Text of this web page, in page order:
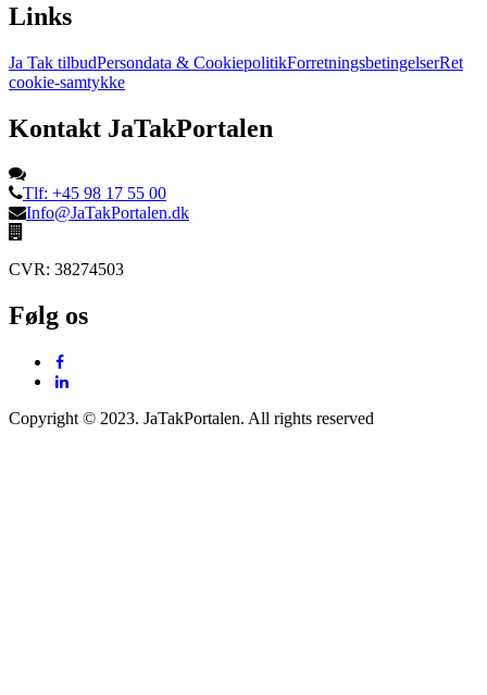
Links
Ja Tak tilbudPersondata & CookiepolitikForretningsbetingelserRet
cookie-samtykke
Kontakt JaTakPortalen
Tlf: +45 98 17 55 00
Info@JaTakPortalen.dk
CVR: 38274503
Følg os
Copyright © 2023. JaTakPortalen. All rights reserved